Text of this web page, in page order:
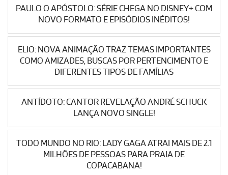
PAULO O APÓSTOLO: SÉRIE CHEGA NO DISNEY+ COM
NOVO FORMATO E EPISÓDIOS INÉDITOS!
ELIO: NOVA ANIMAÇÃO TRAZ TEMAS IMPORTANTES
COMO AMIZADES, BUSCAS POR PERTENCIMENTO E
DIFERENTES TIPOS DE FAMÍLIAS
ANTÍDOTO: CANTOR REVELAÇÃO ANDRÉ SCHUCK
LANÇA NOVO SINGLE!
TODO MUNDO NO RIO: LADY GAGA ATRAI MAIS DE 2.1
MILHÕES DE PESSOAS PARA PRAIA DE
COPACABANA!